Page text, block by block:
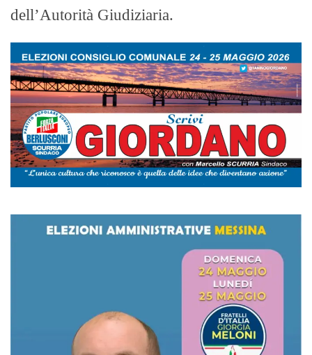
dell’Autorità Giudiziaria.